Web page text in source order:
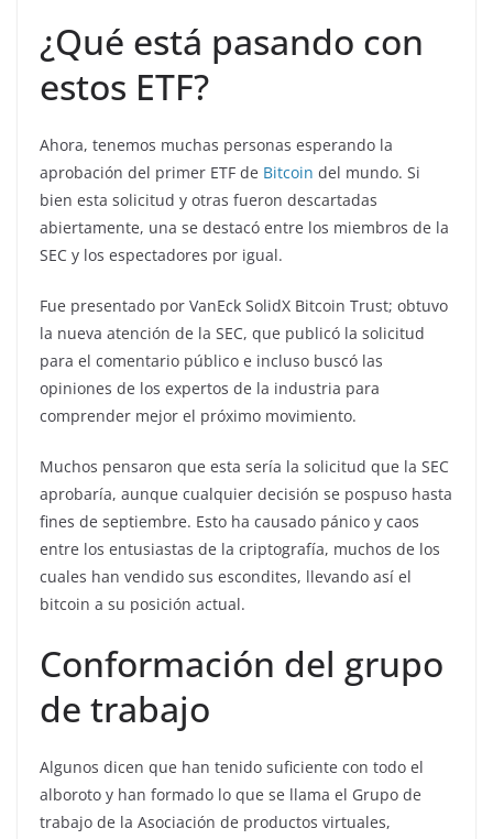
¿Qué está pasando con
estos ETF?
Ahora, tenemos muchas personas esperando la
aprobación del primer ETF de Bitcoin del mundo. Si
bien esta solicitud y otras fueron descartadas
abiertamente, una se destacó entre los miembros de la
SEC y los espectadores por igual.
Fue presentado por VanEck SolidX Bitcoin Trust; obtuvo
la nueva atención de la SEC, que publicó la solicitud
para el comentario público e incluso buscó las
opiniones de los expertos de la industria para
comprender mejor el próximo movimiento.
Muchos pensaron que esta sería la solicitud que la SEC
aprobaría, aunque cualquier decisión se pospuso hasta
fines de septiembre. Esto ha causado pánico y caos
entre los entusiastas de la criptografía, muchos de los
cuales han vendido sus escondites, llevando así el
bitcoin a su posición actual.
Conformación del grupo
de trabajo
Algunos dicen que han tenido suficiente con todo el
alboroto y han formado lo que se llama el Grupo de
trabajo de la Asociación de productos virtuales,